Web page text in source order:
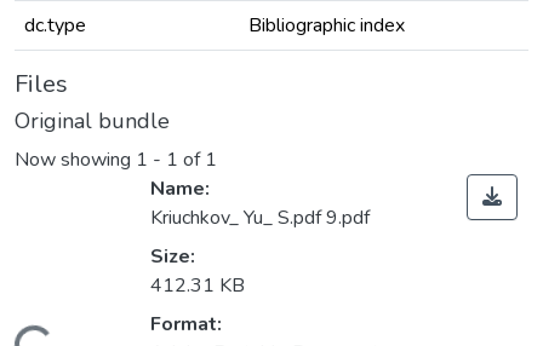
dc.type
Bibliographic index
Files
Original bundle
Now showing 1 - 1 of 1
Name:
Kriuchkov_ Yu_ S.pdf 9.pdf
Size:
412.31 KB
Format: